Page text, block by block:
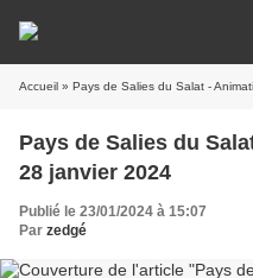
Accueil » Pays de Salies du Salat -
Pays de Salies du
28 janvier 2024
Publié le 23/01/2024 à 15:07
Par zedgé